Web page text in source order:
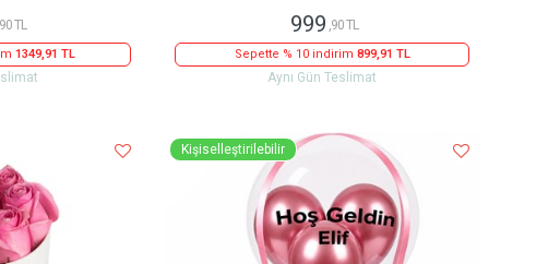
TL
1349,91 TL
999 ,90 TL
Sepette % 10 indirim 899,91 TL
Aynı Gün Teslimat
Kişiselleştirilebilir